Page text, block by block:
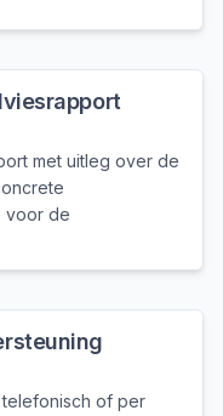
met uitleg over de
voor de
of per